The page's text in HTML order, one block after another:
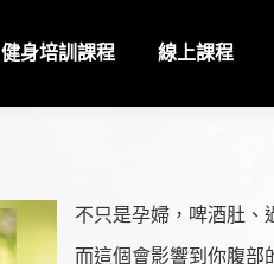
健身培訓課程 線上課程
不只是孕婦，啤酒肚、
而這個會影響到你腹部